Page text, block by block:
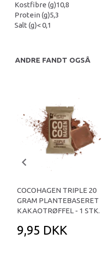
Kostfibre (g)10,8
Protein (g)5,3
Salt (g)< 0,1
ANDRE FANDT OGSÅ
COCOHAGEN TRIPLE 20
GRAM PLANTEBASERET
KAKAOTRØFFEL - 1 STK.
9,95 DKK